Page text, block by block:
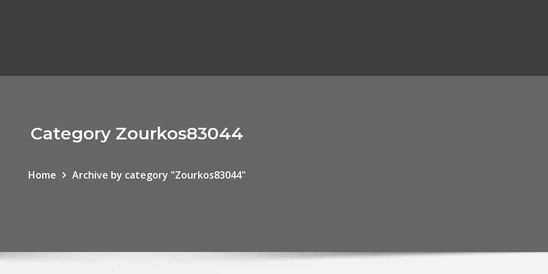
Category Zourkos83044
Home Archive by category "Zourkos83044"